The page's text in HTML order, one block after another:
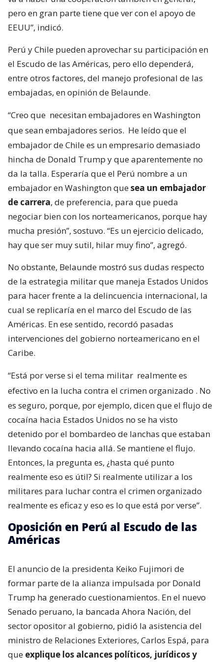
pero en gran parte tiene que ver con el apoyo de
EEUU”, indicó.
Perú y Chile pueden aprovechar su participación en
el Escudo de las Américas, pero ello dependerá,
entre otros factores, del manejo profesional de las
embajadas, en opinión de Belaunde.
“Creo que necesitan embajadores en Washington
que sean embajadores serios. He leído que el
embajador de Chile es un empresario demasiado
hincha de Donald Trump y que aparentemente no
da la talla. Esperaría que el Perú nombre a un
embajador en Washington quesea un embajador
de carrera, de preferencia, para que pueda
negociar bien con los norteamericanos, porque hay
mucha presión”, sostuvo. “Es un ejercicio delicado,
hay que ser muy sutil, hilar muy fino”, agregó.
No obstante, Belaunde mostró sus dudas respecto
de la estrategia militar que maneja Estados Unidos
para hacer frente a la delincuencia internacional, la
cual se replicaría en el marco del Escudo de las
Américas. En ese sentido, recordó pasadas
intervenciones del gobierno norteamericano en el
Caribe.
“Está por verse si el tema militar realmente es
efectivo en la lucha contra el crimen organizado . No
es seguro, porque, por ejemplo, dicen que el flujo de
cocaína hacia Estados Unidos no se ha visto
detenido por el bombardeo de lanchas que estaban
llevando cocaína hacia allá. Se mantiene el flujo.
Entonces, la pregunta es, ¿hasta qué punto
realmente eso es útil? Si realmente utilizar a los
militares para luchar contra el crimen organizado
realmente es eficaz y eso es lo que está por verse”.
Oposición en Perú al Escudo de las
Américas
El anuncio de la presidenta Keiko Fujimori de
formar parte de la alianza impulsada por Donald
Trump ha generado cuestionamientos. En el nuevo
Senado peruano, la bancada Ahora Nación, del
sector opositor al gobierno, pidió la asistencia del
ministro de Relaciones Exteriores, Carlos Espá, para
que explique los alcances políticos, jurídicos y